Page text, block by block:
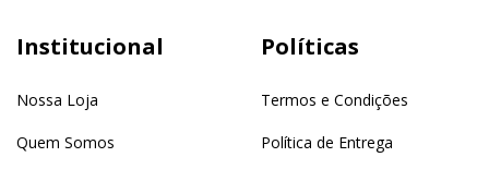
Institucional
Nossa Loja
Quem Somos
Políticas
Termos e Condições
Política de Entrega